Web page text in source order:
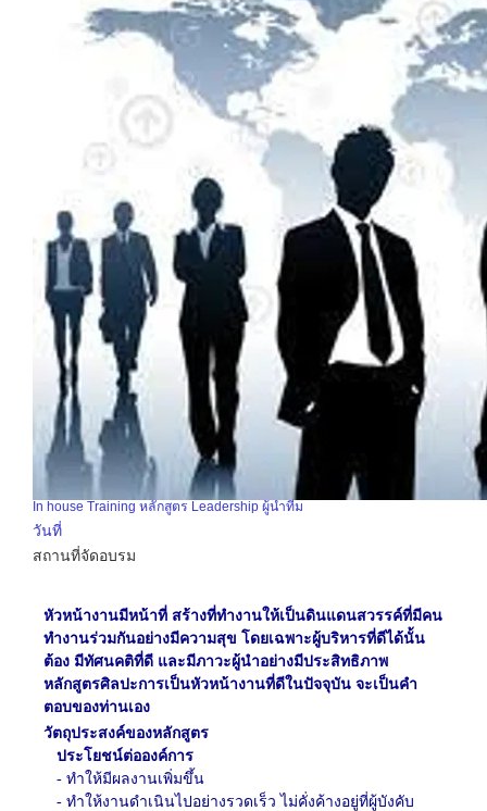
In house Training หลักสูตร Leadership ผู้นำทีม
วันที่
สถานที่จัดอบรม
หัวหน้างานมีหน้าที่ สร้างที่ทำงานให้เป็นดินแดนสวรรค์ที่มีคน
ทำงานร่วมกันอย่างมีความสุข โดยเฉพาะผู้บริหารที่ดีได้นั้น
ต้อง มีทัศนคติที่ดี และมีภาวะผู้นำอย่างมีประสิทธิภาพ
หลักสูตรศิลปะการเป็นหัวหน้างานที่ดีในปัจจุบัน จะเป็นคำ
ตอบของท่านเอง
วัตถุประสงค์ของหลักสูตร
ประโยชน์ต่อองค์การ
- ทำให้มีผลงานเพิ่มขึ้น
- ทำให้งานดำเนินไปอย่างรวดเร็ว ไม่คั่งค้างอยู่ที่ผู้บังคับ